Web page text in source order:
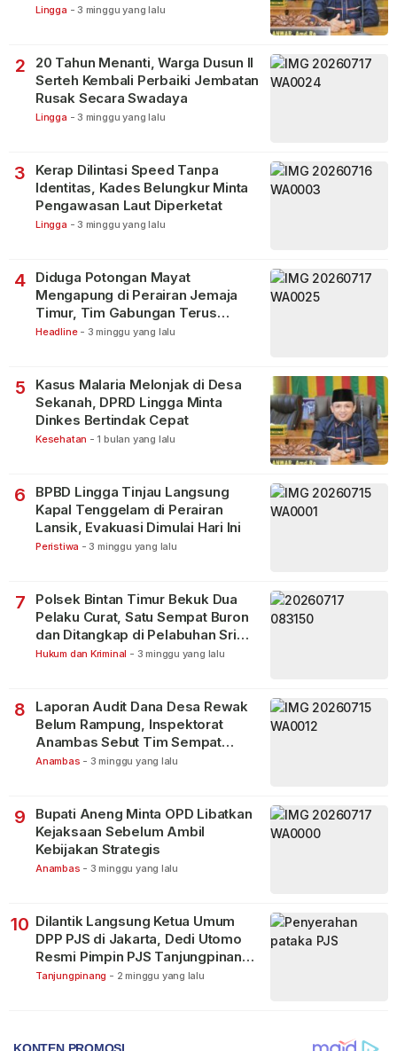
Lingga - 3 minggu yang lalu
2
20 Tahun Menanti, Warga Dusun II
Serteh Kembali Perbaiki Jembatan
Rusak Secara Swadaya
Lingga - 3 minggu yang lalu
3
Kerap Dilintasi Speed Tanpa
Identitas, Kades Belungkur Minta
Pengawasan Laut Diperketat
Lingga - 3 minggu yang lalu
4
Diduga Potongan Mayat
Mengapung di Perairan Jemaja
Timur, Tim Gabungan Terus
Lakukan Pencarian
Headline - 3 minggu yang lalu
5
Kasus Malaria Melonjak di Desa
Sekanah, DPRD Lingga Minta
Dinkes Bertindak Cepat
Kesehatan - 1 bulan yang lalu
6
BPBD Lingga Tinjau Langsung
Kapal Tenggelam di Perairan
Lansik, Evakuasi Dimulai Hari Ini
Peristiwa - 3 minggu yang lalu
7
Polsek Bintan Timur Bekuk Dua
Pelaku Curat, Satu Sempat Buron
dan Ditangkap di Pelabuhan Sri
Bintan Pura
Hukum dan Kriminal - 3 minggu yang lalu
8
Laporan Audit Dana Desa Rewak
Belum Rampung, Inspektorat
Anambas Sebut Tim Sempat
Terbagi Tangani Kasus Lain
Anambas - 3 minggu yang lalu
9
Bupati Aneng Minta OPD Libatkan
Kejaksaan Sebelum Ambil
Kebijakan Strategis
Anambas - 3 minggu yang lalu
10 Dilantik Langsung Ketua Umum
DPP PJS di Jakarta, Dedi Utomo
Resmi Pimpin PJS Tanjungpinang-
Bintan
Tanjungpinang - 2 minggu yang lalu